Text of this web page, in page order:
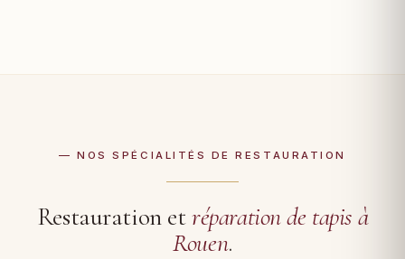
— NOS SPÉCIALITÉS DE RESTAURATION
Restauration etréparation de tapis à
Rouen.